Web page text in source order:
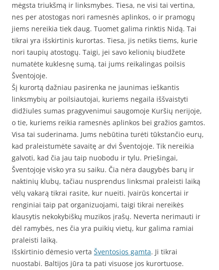
mėgsta triukšmą ir linksmybes. Tiesa, ne visi tai vertina,
nes per atostogas nori ramesnės aplinkos, o ir pramogų
jiems nereikia tiek daug. Tuomet galima rinktis Nidą. Tai
tikrai yra išskirtinis kurortas. Tiesa, jis netiks tiems, kurie
nori taupių atostogų. Taigi, jei savo kelionių biudžete
numatėte kuklesnę sumą, tai jums reikalingas poilsis
Šventojoje.
Šį kurortą dažniau pasirenka ne jaunimas ieškantis
linksmybių ar poilsiautojai, kuriems negaila iššvaistyti
didžiules sumas pragyvenimui saugomoje Kuršių nerijoje,
o tie, kuriems reikia ramesnės aplinkos bei gražios gamtos.
Visa tai suderinama. Jums nebūtina turėti tūkstančio eurų,
kad praleistumėte savaitę ar dvi Šventojoje. Tik nereikia
galvoti, kad čia jau taip nuobodu ir tylu. Priešingai,
Šventojoje visko yra su saiku. Čia nėra daugybės barų ir
naktinių klubų, tačiau nusprendus linksmai praleisti laiką
vėlų vakarą tikrai rasite, kur nueiti. Įvairūs koncertai ir
renginiai taip pat organizuojami, taigi tikrai nereikės
klausytis nekokybiškų muzikos įrašų. Neverta nerimauti ir
dėl ramybės, nes čia yra puikių vietų, kur galima ramiai
praleisti laiką.
Išskirtinio dėmesio verta Šventosios gamta. Ji tikrai
nuostabi. Baltijos jūra ta pati visuose jos kurortuose.